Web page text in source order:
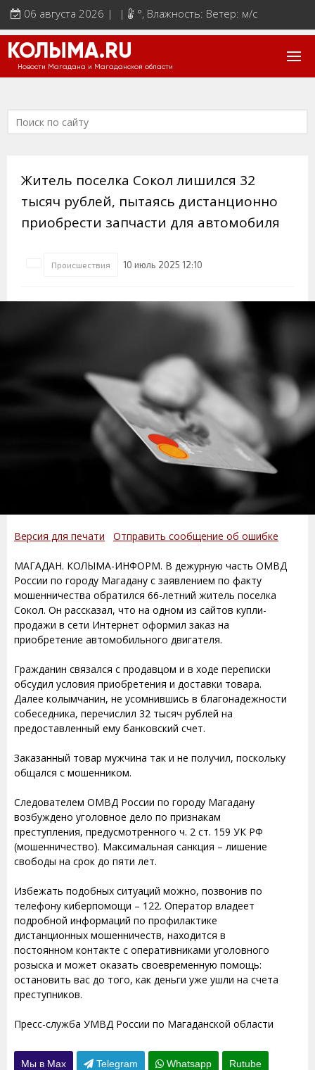
06 августа 2026 | | °, Влажность: Ветер: м/с
КОЛЫМА.RU
Новости Магадана и Магаданской области
Житель поселка Сокол лишился 32
тысяч рублей, пытаясь дистанционно
приобрести запчасти для автомобиля
Происшествия 10 июль 2025 12:10
Версия для печати Отправить сообщение об ошибке
МАГАДАН. КОЛЫМА-ИНФОРМ. В дежурную часть ОМВД
России по городу Магадану с заявлением по факту
мошенничества обратился 66-летний житель поселка
Сокол. Он рассказал, что на одном из сайтов купли-
продажи в сети Интернет оформил заказ на
приобретение автомобильного двигателя.
Гражданин связался с продавцом и в ходе переписки
обсудил условия приобретения и доставки товара.
Далее колымчанин, не усомнившись в благонадежности
собеседника, перечислил 32 тысяч рублей на
предоставленный ему банковский счет.
Заказанный товар мужчина так и не получил, поскольку
общался с мошенником.
Следователем ОМВД России по городу Магадану
возбуждено уголовное дело по признакам
преступления, предусмотренного ч. 2 ст. 159 УК РФ
(мошенничество). Максимальная санкция – лишение
свободы на срок до пяти лет.
Избежать подобных ситуаций можно, позвонив по
телефону киберпомощи – 122. Оператор владеет
подробной информаций по профилактике
дистанционных мошенничеств, находится в
постоянном контакте с оперативниками уголовного
розыска и может оказать своевременную помощь:
остановить вас до того, как деньги уже ушли на счета
преступников.
Пресс-служба УМВД России по Магаданской области
Мы в Max Telegram Whatsapp Rutube